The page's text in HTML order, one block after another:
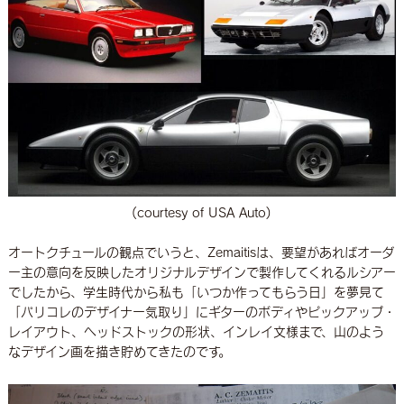
(courtesy of USA Auto)
オートクチュールの観点でいうと、Zemaitisは、要望があればオーダ
ー主の意向を反映したオリジナルデザインで製作してくれるルシアー
でしたから、学生時代から私も「いつか作ってもらう日」を夢見て
「パリコレのデザイナー気取り」にギターのボディやピックアップ・
レイアウト、ヘッドストックの形状、インレイ文様まで、山のよう
なデザイン画を描き貯めてきたのです。